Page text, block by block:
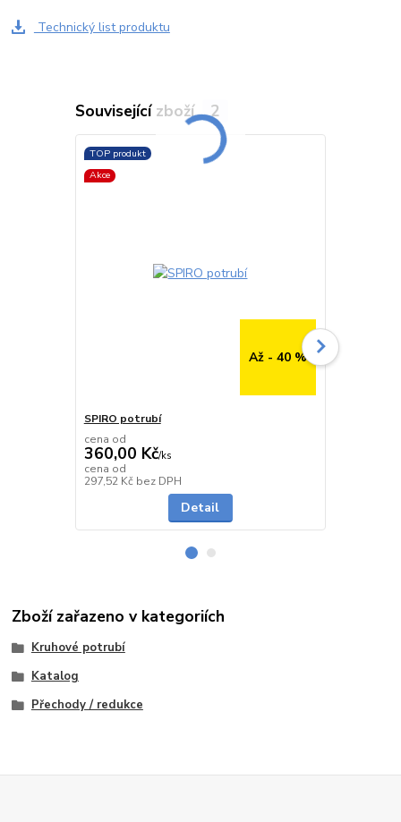
Technický list produktu
Související zboží 2
TOP produkt
Akce
Až - 40 %
SPIRO potrubí
cena od
360,00 Kč/ks
cena od
297,52 Kč bez DPH
Detail
Zboží zařazeno v kategoriích
Kruhové potrubí
Katalog
Přechody / redukce